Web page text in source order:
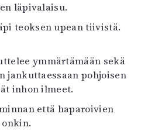
läpivalaisu.
teoksen upean tiivistä.
ymmärtämään sekä
jankuttaessaan pohjoisen
inhon ilmeet.
että haparoivien